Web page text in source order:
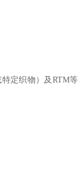
定织物）及RTM等